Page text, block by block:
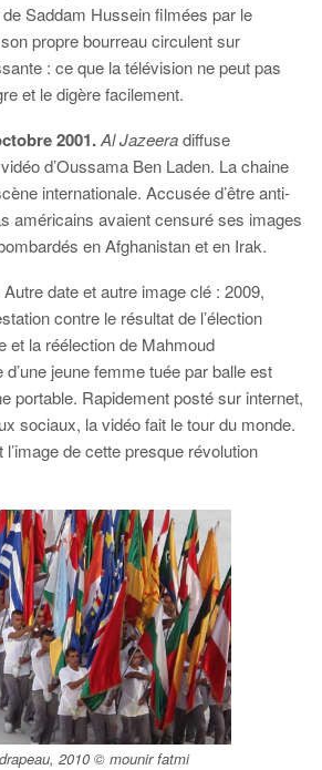
de Saddam Hussein filmées par le
propre bourreau circulent sur
: ce que la télévision ne peut pas
et le digère facilement.
2001.Al Jazeeradiffuse
d’Oussama Ben Laden. La chaine
internationale. Accusée d’être anti-
américains avaient censuré ses images
en Afghanistan et en Irak.
Autre date et autre image clé : 2009,
contre le résultat de l’élection
et la réélection de Mahmoud
d’une jeune femme tuée par balle est
portable. Rapidement posté sur internet,
sociaux, la vidéo fait le tour du monde.
de cette presque révolution
2010 © mounir fatmi